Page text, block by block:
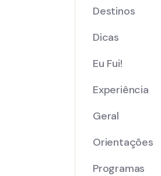
Destinos
Dicas
Eu Fui!
Experiência
Geral
Orientações
Programas